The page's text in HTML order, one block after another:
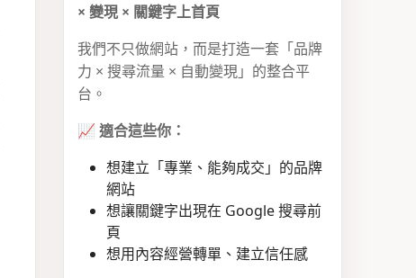
× 變現 × 關鍵字上首頁
我們不只做網站，而是打造一套「品牌
力 × 搜尋流量 × 自動變現」的整合平
台。
📈 適合這些你：
想建立「專業、能夠成交」的品牌
網站
想讓關鍵字出現在 Google 搜尋前
頁
想用內容經營轉單、建立信任感